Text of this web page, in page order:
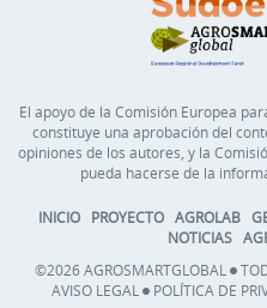
El apoyo de la Comisión Europea
constituye una aprobación del
opiniones de los autores, y la
pueda hacerse de la
INICIO PROYECTO AGROLAB
NOTICIAS
©2026 AGROSMARTGLOBAL
AVISO LEGAL
POLÍTICA DE